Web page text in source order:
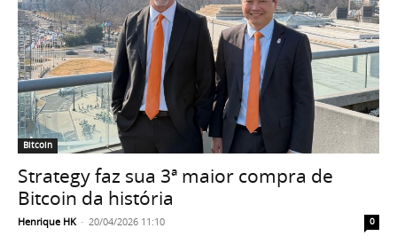
Bitcoin
Strategy faz sua 3ª maior compra de
Bitcoin da história
Henrique HK - 20/04/2026 11:10 0